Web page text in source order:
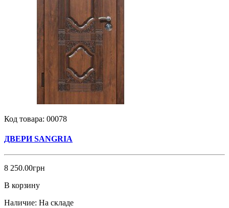
Код товара: 00078
ДВЕРИ SANGRIA
8 250.00грн
В корзину
Наличие: На складе